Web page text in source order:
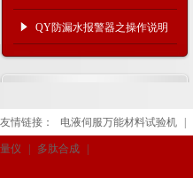
技术参数
QY防漏水报警器之操作说明
及功能参数 ​
友情链接： 电液伺服万能材料试验机
量仪 多肽合成